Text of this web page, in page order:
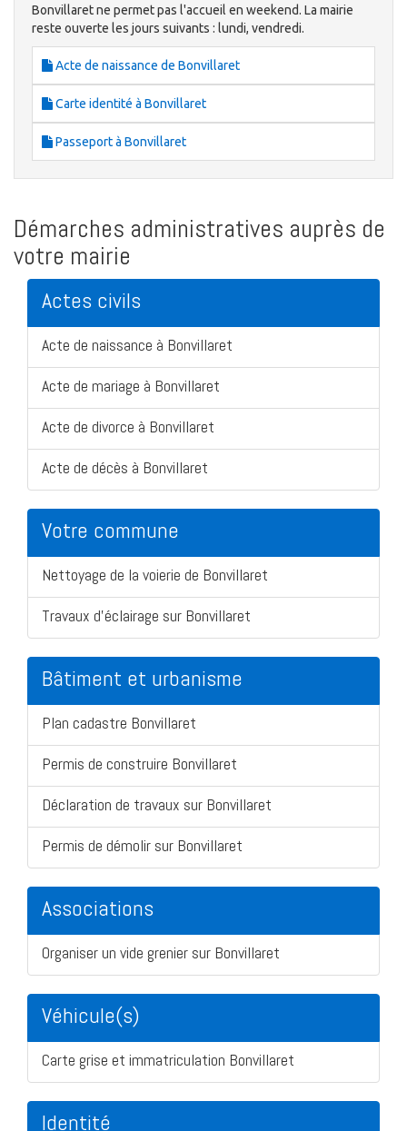
Bonvillaret ne permet pas l'accueil en weekend. La mairie
reste ouverte les jours suivants : lundi, vendredi.
Acte de naissance de Bonvillaret
Carte identité à Bonvillaret
Passeport à Bonvillaret
Démarches administratives auprès de
votre mairie
Actes civils
Acte de naissance à Bonvillaret
Acte de mariage à Bonvillaret
Acte de divorce à Bonvillaret
Acte de décès à Bonvillaret
Votre commune
Nettoyage de la voierie de Bonvillaret
Travaux d'éclairage sur Bonvillaret
Bâtiment et urbanisme
Plan cadastre Bonvillaret
Permis de construire Bonvillaret
Déclaration de travaux sur Bonvillaret
Permis de démolir sur Bonvillaret
Associations
Organiser un vide grenier sur Bonvillaret
Véhicule(s)
Carte grise et immatriculation Bonvillaret
Identité